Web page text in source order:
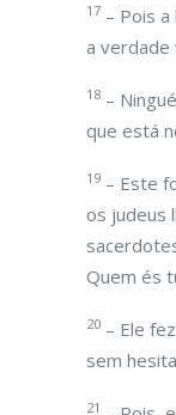
17 – Pois
a verdade
18 –
que está
19 – Este
os judeus
Quem és
20 – Ele
sem
21